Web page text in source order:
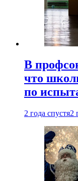
В
что
по
2 года спустя2